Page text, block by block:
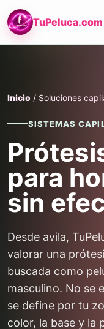
TuPeluca.com
Inicio / Soluciones
SISTEMAS
para
sin
Desde avila,
valorar una
buscada como
masculino. No se
se define por tu
color, la base y la